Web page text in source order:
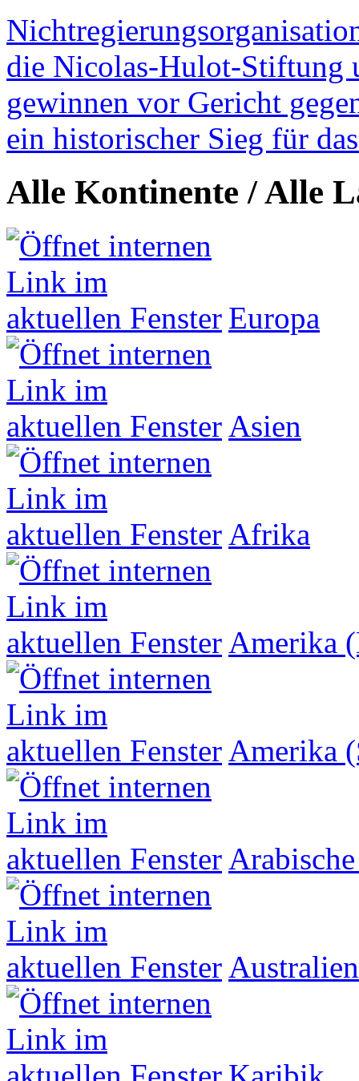
die Nicolas-Hulot-Stiftung
gewinnen vor Gericht
ein historischer Sieg für
Alle Kontinente / Alle
Europa
Asien
Afrika
Amerika
Amerika
Australien